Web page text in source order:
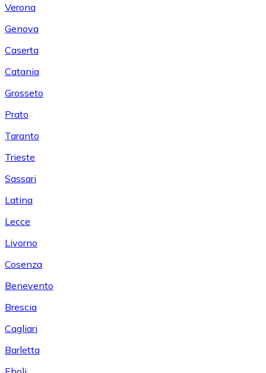
Verona
Genova
Caserta
Catania
Grosseto
Prato
Taranto
Trieste
Sassari
Latina
Lecce
Livorno
Cosenza
Benevento
Brescia
Cagliari
Barletta